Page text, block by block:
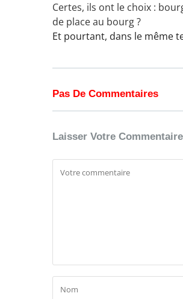
Certes, ils ont le choix :
de place au bourg ?
Et pourtant, dans le même
Pas De Commentaires
Laisser Votre Commentaire